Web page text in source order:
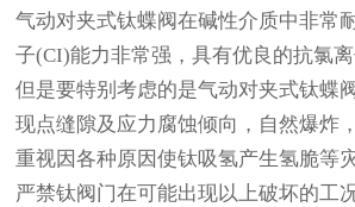
气动对夹式钛蝶阀在碱性介质中非常
子(CI)能力非常强，具有优良的抗氯离
但是要特别考虑的是气动对夹式钛蝶
现点缝隙及应力腐蚀倾向，自然爆炸，
重视因各种原因使钛吸氢产生氢脆等
严禁钛阀门在可能出现以上破坏的工